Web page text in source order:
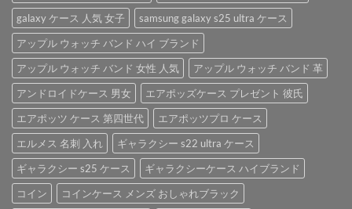
は
galaxy ケース 人気 女子
samsung galaxy s25 ultra ケース
アップル ウォッチ バンド ハイ ブランド
アップル ウォッチ バンド 女性 人気
アップル ウォッチ バンド 革
アンドロイドケース 男女
エアポッズケース プレゼント 彼氏
エアポッツ ケース 第四世代
エアポッツプロ ケース
エルメス 名刺 入れ
ギャラクシー s22 ultra ケース
ギャラクシー s25 ケース
ギャラクシーケース ハイブランド
コイン
コインケース メンズ おしゃれブラック